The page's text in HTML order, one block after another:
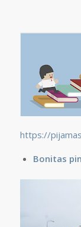
https://
Bonitas